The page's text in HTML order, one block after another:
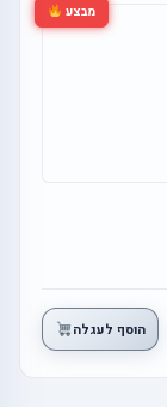
מבצע
הוסף לעגלה